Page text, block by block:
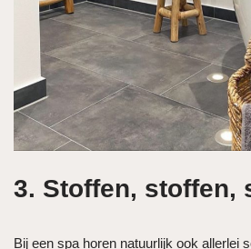
3. Stoffen, stoffen,
Bij een spa horen natuurlijk ook allerlei